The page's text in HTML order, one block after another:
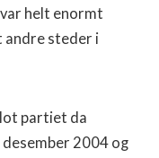
helt enormt
andre steder i
partiet da
desember 2004 og